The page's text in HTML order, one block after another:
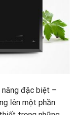
năng đặc biệt –
lên một phần